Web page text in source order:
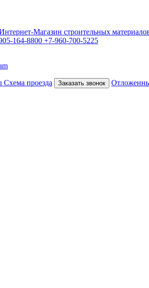
Магазин строительных
164-8800 +7-960-700-5225
Схема проезда Заказать звонок